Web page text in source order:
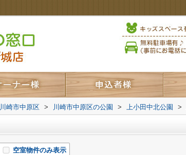
川崎市中原区 > 川崎市中原区の公園 > 上小田中北公園 >
空室物件のみ表示